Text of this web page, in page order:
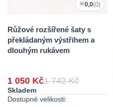
0,0(0)
Růžové rozšířené šaty s
překládaným výstřihem a
dlouhým rukávem
1 050 Kč1 742 Kč
Skladem
Dostupné velikosti: